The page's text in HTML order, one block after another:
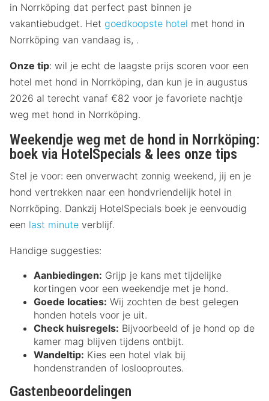
in Norrköping dat perfect past binnen je
vakantiebudget. Het goedkoopste hotel met hond in
Norrköping van vandaag is, .
Onze tip: wil je echt de laagste prijs scoren voor een
hotel met hond in Norrköping, dan kun je in augustus
2026 al terecht vanaf €82 voor je favoriete nachtje
weg met hond in Norrköping.
Weekendje weg met de hond in Norrköping:
boek via HotelSpecials & lees onze tips
Stel je voor: een onverwacht zonnig weekend, jij en je
hond vertrekken naar een hondvriendelijk hotel in
Norrköping. Dankzij HotelSpecials boek je eenvoudig
een last minute verblijf.
Handige suggesties:
Aanbiedingen: Grijp je kans met tijdelijke
kortingen voor een weekendje met je hond.
Goede locaties: Wij zochten de best gelegen
honden hotels voor je uit.
Check huisregels: Bijvoorbeeld of je hond op de
kamer mag blijven tijdens ontbijt.
Wandeltip: Kies een hotel vlak bij
hondenstranden of loslooproutes.
Gastenbeoordelingen